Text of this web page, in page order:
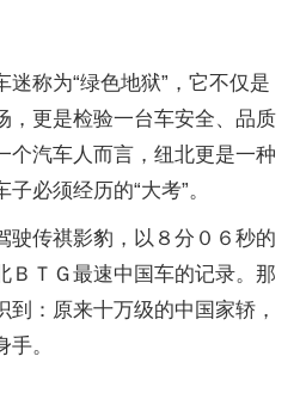
迷称为“绿色地狱”，它不仅是
，更是检验一台车安全、品质
个汽车人而言，纽北更是一种
必须经历的“大考”。
驶传祺影豹，以８分０６秒的
ＢＴＧ最速中国车的记录。那
到：原来十万级的中国家轿，
。